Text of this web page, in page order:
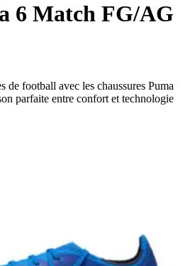
6 Match FG/AG
de football avec les chaussures Puma
parfaite entre confort et technologie